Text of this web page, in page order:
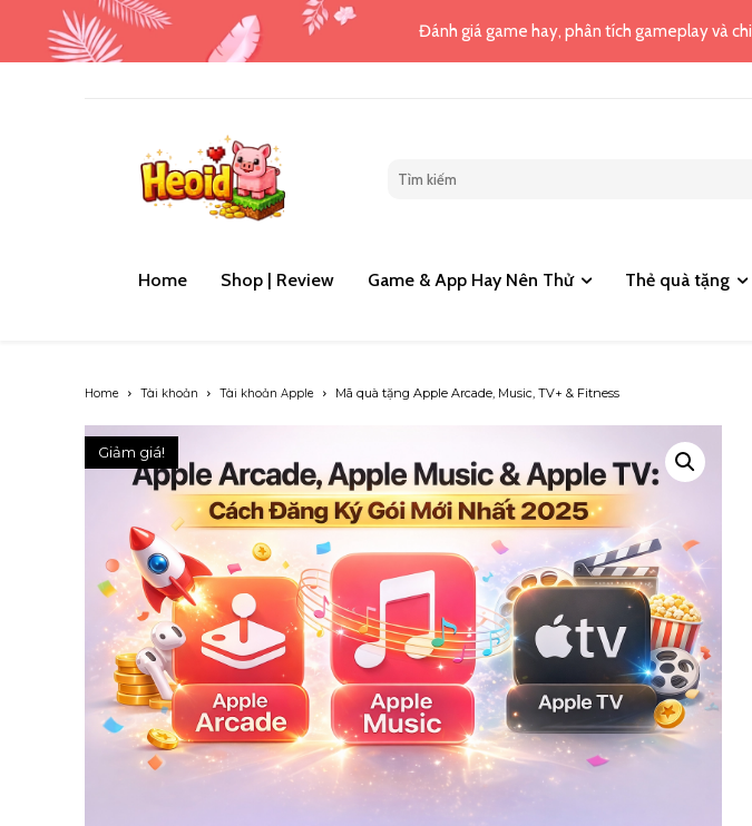
Đánh giá game hay, phân tích gameplay và
Home Shop | Review Game & App Hay Nên Thử Thẻ quà tặng
Home Tài khoản Tài khoản Apple Mã quà tặng Apple Arcade, Music, TV+ & Fitness
Giảm giá!